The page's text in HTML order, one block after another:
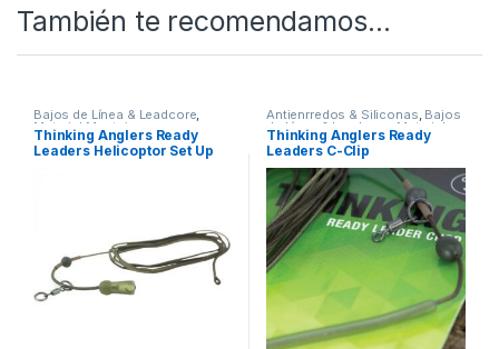
También te recomendamos…
Bajos de Línea & Leadcore,
Material Montajes
Thinking Anglers Ready
Leaders Helicoptor Set Up
Antienrredos & Siliconas, Bajos
de Línea & Leadcore,Material
Montajes
Thinking Anglers Ready
Leaders C-Clip